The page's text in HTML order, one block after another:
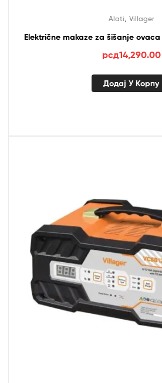
Alati Villager
Električne makaze za šišanje ovaca
рсд14,290.00
Додај У Корпу